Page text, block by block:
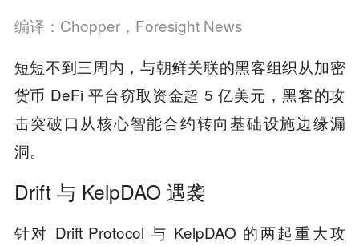
编译：Chopper，Foresight News
短短不到三周内，与朝鲜关联的黑客组织从加密
货币 DeFi 平台窃取资金超 5 亿美元，黑客的攻
击突破口从核心智能合约转向基础设施边缘漏
洞。
Drift 与 KelpDAO 遇袭
针对 Drift Protocol 与 KelpDAO 的两起重大攻